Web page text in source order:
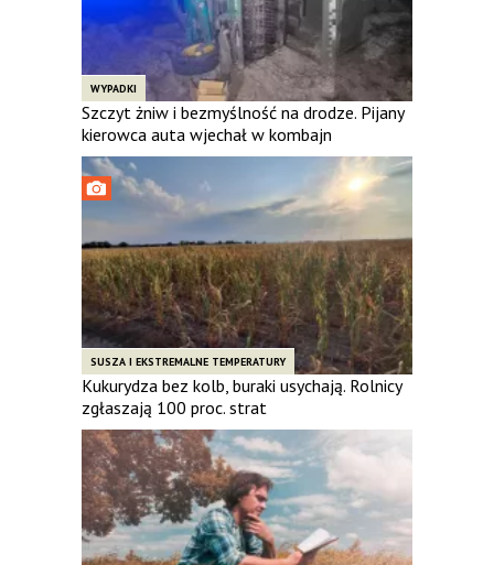
WYPADKI
Szczyt żniw i bezmyślność na drodze. Pijany
kierowca auta wjechał w kombajn
SUSZA I EKSTREMALNE TEMPERATURY
Kukurydza bez kolb, buraki usychają. Rolnicy
zgłaszają 100 proc. strat